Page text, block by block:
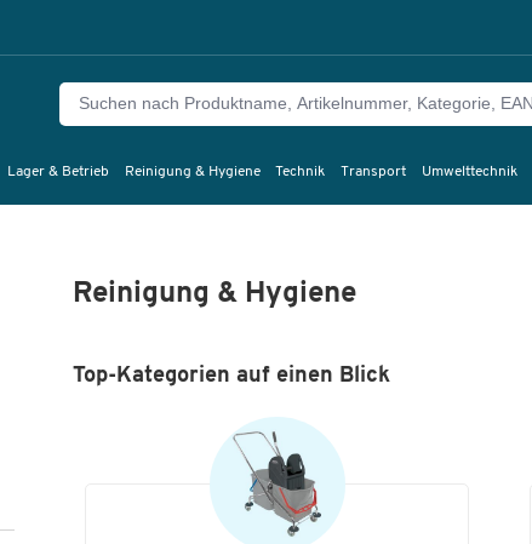
Lager & Betrieb Reinigung & Hygiene Technik Transport Umwelttechnik
Reinigung & Hygiene
Top-Kategorien auf einen Blick